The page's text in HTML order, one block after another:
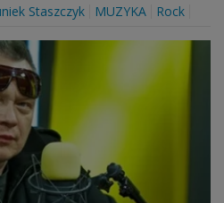
Staszczyk MUZYKA Rock